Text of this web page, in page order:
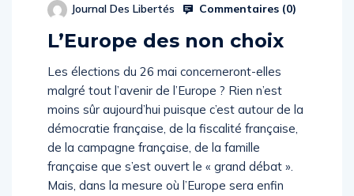
Journal Des Libertés Commentaires (0)
L’Europe des non choix
Les élections du 26 mai concerneront-elles
malgré tout l’avenir de l’Europe ? Rien n’est
moins sûr aujourd’hui puisque c’est autour de la
démocratie française, de la fiscalité française,
de la campagne française, de la famille
française que s’est ouvert le « grand débat ».
Mais, dans la mesure où l’Europe sera enfin